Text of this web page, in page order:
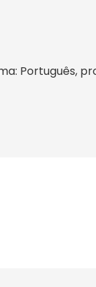
Português,